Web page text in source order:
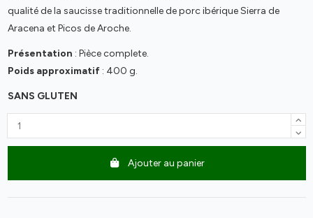
qualité de la saucisse traditionnelle de porc ibérique Sierra de
Aracena et Picos de Aroche.
Présentation : Pièce complete.
Poids approximatif : 400 g.
SANS GLUTEN
Ajouter au panier